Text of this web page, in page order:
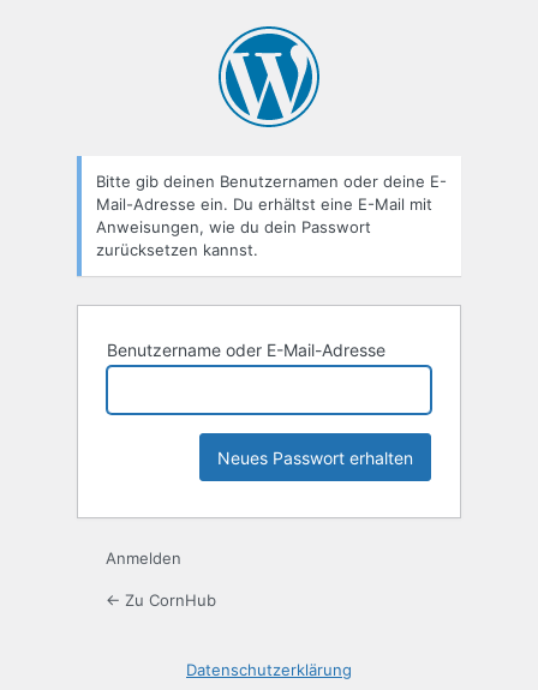
Bitte gib deinen Benutzernamen oder deine E-
Mail-Adresse ein. Du erhältst eine E-Mail mit
Anweisungen, wie du dein Passwort
zurücksetzen kannst.
Benutzername oder E-Mail-Adresse
Anmelden
← Zu CornHub
Datenschutzerklärung